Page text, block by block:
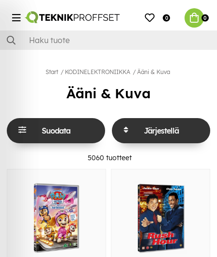
0 0
Start KODINELEKTRONIIKKA Ääni & Kuva
Ääni & Kuva
Suodata Järjestellä
5060 tuotteet